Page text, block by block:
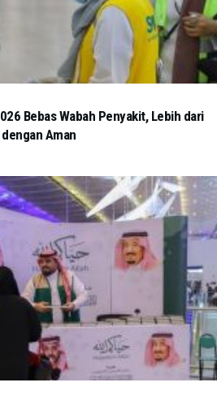
Bebas Wabah Penyakit, Lebih dari
Aman